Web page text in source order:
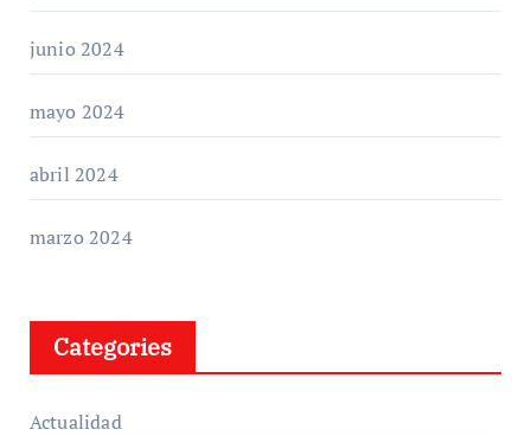
junio 2024
mayo 2024
abril 2024
marzo 2024
Categories
Actualidad